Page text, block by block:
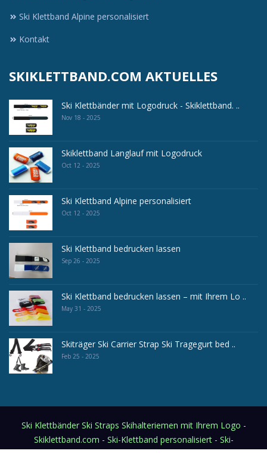
Ski Klettband Alpine personalisiert
Kontakt
SKIKLETTBAND.COM AKTUELLES
Ski Klettbänder mit Logodruck - Skiklettband. ..
Nov 18 - 2025
Skiklettband Langlauf mit Logodruck
Oct 12 - 2025
Ski Klettband Alpine personalisiert
Oct 12 - 2025
Ski Klettband bedrucken lassen
Sep 26 - 2025
Ski Klettband bedrucken lassen – mit Ihrem Lo ..
May 31 - 2025
Skiträger Ski Carrier Strap Ski Tragegurt bed ..
Feb 25 - 2025
Ski Klettbänder Ski Straps Skihalteriemen mit Ihrem Logo -
Skiklettband.com - Ski-Klettband personalisiert - Ski-